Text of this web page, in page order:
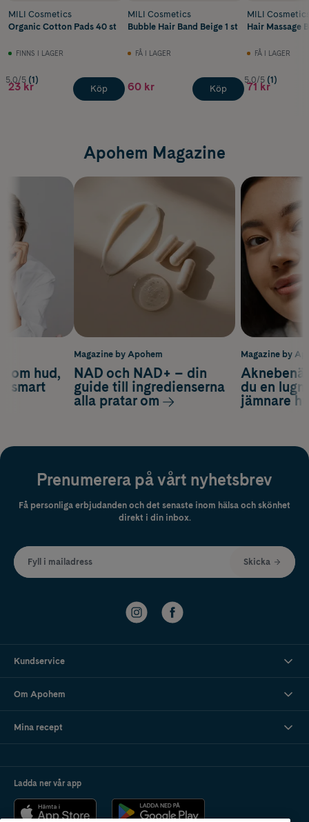
MILI Cosmetics
Organic Cotton Pads 40 st
FINNS I LAGER
5.0/5 (1)
23 kr Köp
MILI Cosmetics
Bubble Hair Band Beige 1 st
FÅ I LAGER
60 kr Köp
MILI
Hair Massage
FÅ I LAGER
5.0/5 (1)
71 kr
Apohem Magazine
Magazine by
du en
jämnare
om hud,
smart
Magazine by Apohem
NAD och NAD+ – din
guide till ingredienserna
alla pratar om
Prenumerera på vårt nyhetsbrev
Få personliga erbjudanden och det senaste inom hälsa och skönhet
direkt i din inbox.
Fyll i mailadress Skicka
Kundservice
Om Apohem
Mina recept
Ladda ner vår app